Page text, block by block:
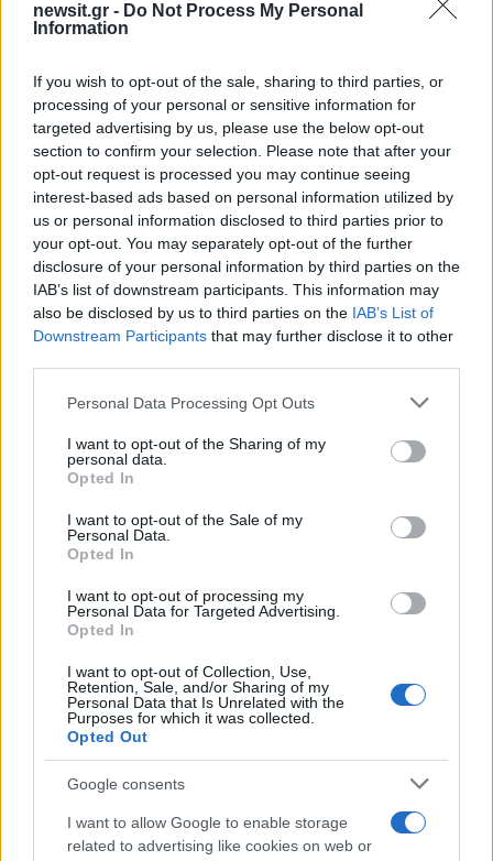
newsit.gr - Do Not Process My Personal
Information
If you wish to opt-out of the sale, sharing to third parties, or
processing of your personal or sensitive information for
targeted advertising by us, please use the below opt-out
section to confirm your selection. Please note that after your
opt-out request is processed you may continue seeing
interest-based ads based on personal information utilized by
us or personal information disclosed to third parties prior to
your opt-out. You may separately opt-out of the further
disclosure of your personal information by third parties on the
IAB’s list of downstream participants. This information may
also be disclosed by us to third parties on the IAB’s List of
Downstream Participants that may further disclose it to other
Please note that this website/app uses one or more Google
not limited to your visit or usage behaviour. You may click to
grant or deny consent to Google and its third-party tags to
use your data for below specified purposes in below Google
consent section.
Personal Data Processing Opt Outs
I want to opt-out of the Sharing of my
personal data.
Opted In
I want to opt-out of the Sale of my
Personal Data.
Opted In
I want to opt-out of processing my
Personal Data for Targeted Advertising.
Opted In
I want to opt-out of Collection, Use,
Retention, Sale, and/or Sharing of my
Personal Data that Is Unrelated with the
Purposes for which it was collected.
Opted Out
Google consents
I want to allow Google to enable storage
related to advertising like cookies on web or
2000 /2000
Υποβολή σχολίου
Όροι Χρήσης. Το site προστατεύεται από reCAPTCHA, ισχύουν
Πολιτική Απορρήτου &Όροι Χρήσηςτης Google.
Lifestyle
ΜΑΤΙΝΑ ΝΙΚΟΛΑΟΥ
Share:
Ακολουθήστε το Νewsit.gr στοGoogle Newsκαι
τελευταία νέατης ημέρας
Πιο δημοφιλή
Έφυγαν οι συνεργάτες, μένει η Μαρία
Καρυστιανού - Η επόμενη μέρα για την
«Ελπίδα για τη Δημοκρατία»
Στη Βρετανία στελέχη του ελληνικού FBI
για να παραλάβουν την 46χρονη για την
τραγωδία της Μαρφίν - Η διαδικασία που
θα ακολουθηθεί
Ψάθα: «Δεν υπήρξε τεχνικό πρόβλημα με
τα δύο ελικόπτερα» κατέθεσαν ο Βρετανός
χειριστής και ο Έλληνας διερμηνέας
«Βαριά καμπάνα» στον 27χρονο τράπερ
που έτρεχε με 182 χιλιόμετρα την ώρα σε